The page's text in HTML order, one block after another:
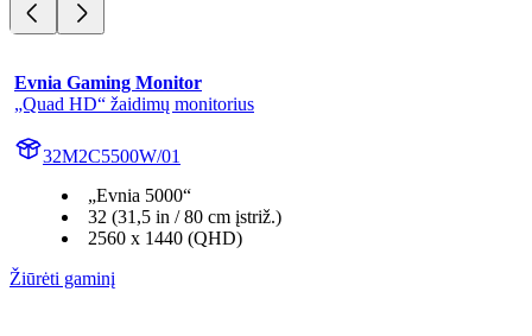
Evnia Gaming Monitor
„Quad HD“ žaidimų monitorius
32M2C5500W/01
„Evnia 5000“
32 (31,5 in / 80 cm įstriž.)
2560 x 1440 (QHD)
Žiūrėti gaminį